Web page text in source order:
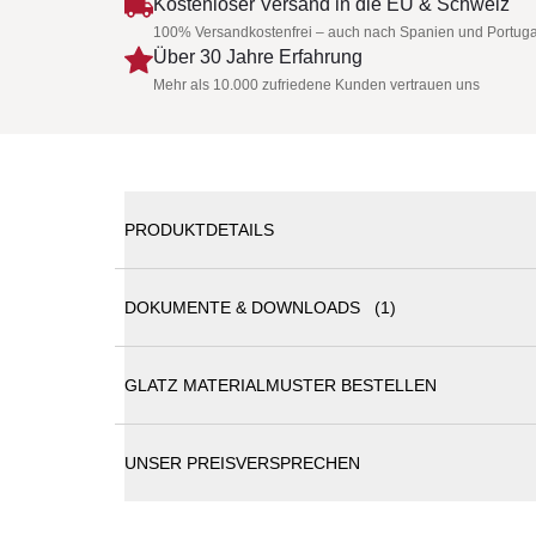
Kostenloser Versand in die EU & Schweiz
100% Versandkostenfrei – auch nach Spanien und
Über 30 Jahre Erfahrung
Mehr als 10.000 zufriedene Kunden vertrauen uns
PRODUKTDETAILS
Streben integriert. Ein Nachrüsten ist nicht möglich.
Nicht zu gross und nicht zu klein, erfüllt der
DOKUMENTE & DOWNLOADS (1)
GLATZ MATERIALMUSTER BESTELLEN
UNSER PREISVERSPRECHEN